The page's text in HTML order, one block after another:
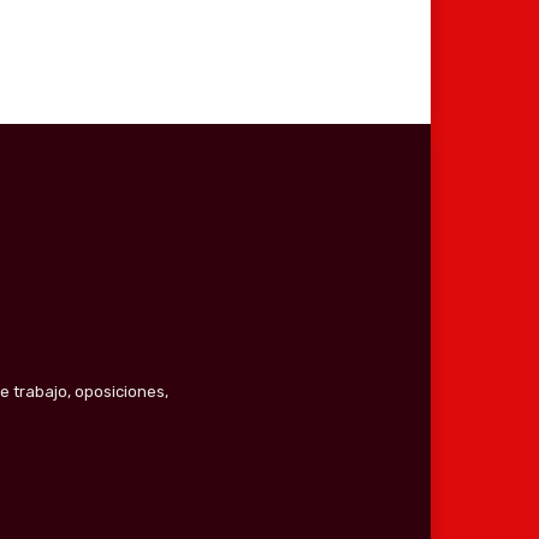
trabajo, oposiciones,